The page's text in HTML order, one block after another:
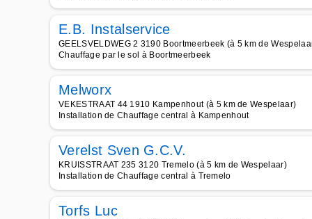
E.B. Instalservice
GEELSVELDWEG 2 3190 Boortmeerbeek (à 5 km de
Chauffage par le sol à Boortmeerbeek
Melworx
VEKESTRAAT 44 1910 Kampenhout (à 5 km de Wespelaar)
Installation de Chauffage central à Kampenhout
Verelst Sven G.C.V.
KRUISSTRAAT 235 3120 Tremelo (à 5 km de Wespelaar)
Installation de Chauffage central à Tremelo
Torfs Luc